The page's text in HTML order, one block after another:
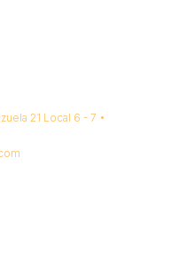
21 Local 6 - 7 •